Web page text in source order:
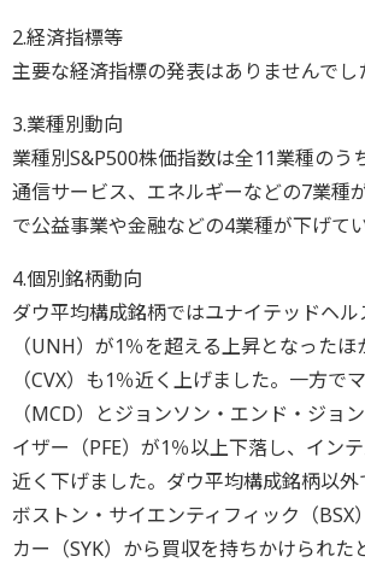
2.経済指標等
主要な経済指標の発表はありませんでし
3.業種別動向
業種別S&P500株価指数は全11業種のう
通信サービス、エネルギーなどの7業種
で公益事業や金融などの4業種が下げてい
4.個別銘柄動向
ダウ平均構成銘柄ではユナイテッドヘ
（UNH）が1％を超える上昇となった
（CVX）も1％近く上げました。一方で
（MCD）とジョンソン・エンド・ジョ
イザー（PFE）が1％以上下落し、イン
近く下げました。ダウ平均構成銘柄以
ボストン・サイエンティフィック（BSX
カー（SYK）から買収を持ちかけられた